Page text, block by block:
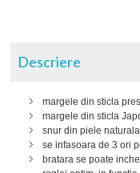
Descriere
margele din sticla
margele din sticla
snur din piele
se infasoara de 3 ori
bratara se poate